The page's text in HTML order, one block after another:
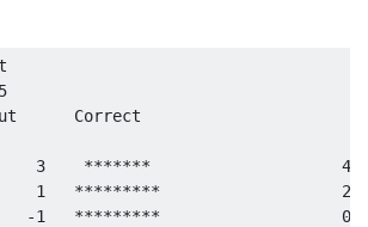
Correct
3    *******                    4
1   *********                   2
-1   *********                   0